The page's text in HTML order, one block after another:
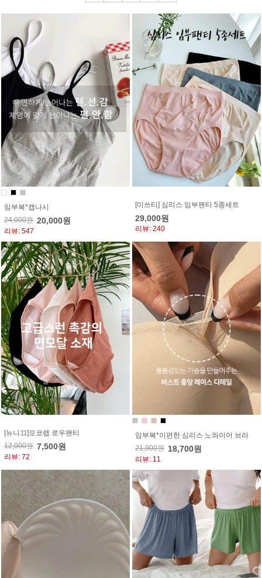
임부복*캡나시
24,000원 20,000원
리뷰: 547
[미쓰티] 심리스 임부팬티 5종세트
29,000원
리뷰: 240
[뉴니끄]모코랩 로우팬티
12,000원 7,500원
리뷰: 72
임부복*이편한 심리스 노와이어 브라
21,900원 18,700원
리뷰: 11